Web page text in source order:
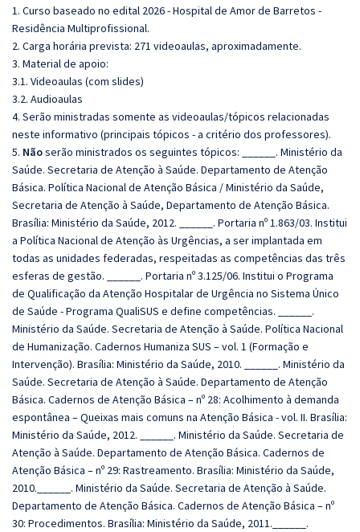
1. Curso baseado no edital 2026 - Hospital de Amor de Barretos -
Residência Multiprofissional.
2. Carga horária prevista: 271 videoaulas, aproximadamente.
3. Material de apoio:
3.1. Videoaulas (com slides)
3.2. Audioaulas
4. Serão ministradas somente as videoaulas/tópicos relacionadas
neste informativo (principais tópicos - a critério dos professores).
5. Nãoserão ministrados os seguintes tópicos: ______. Ministério da
Saúde. Secretaria de Atenção à Saúde. Departamento de Atenção
Básica. Política Nacional de Atenção Básica / Ministério da Saúde,
Secretaria de Atenção à Saúde, Departamento de Atenção Básica.
Brasília: Ministério da Saúde, 2012. ______. Portaria nº 1.863/03. Institui
a Política Nacional de Atenção às Urgências, a ser implantada em
todas as unidades federadas, respeitadas as competências das três
esferas de gestão. ______. Portaria nº 3.125/06. Institui o Programa
de Qualificação da Atenção Hospitalar de Urgência no Sistema Único
de Saúde - Programa QualiSUS e define competências. ______.
Ministério da Saúde. Secretaria de Atenção à Saúde. Política Nacional
de Humanização. Cadernos Humaniza SUS – vol. 1 (Formação e
Intervenção). Brasília: Ministério da Saúde, 2010. ______. Ministério da
Saúde. Secretaria de Atenção à Saúde. Departamento de Atenção
Básica. Cadernos de Atenção Básica – nº 28: Acolhimento à demanda
espontânea – Queixas mais comuns na Atenção Básica - vol. II. Brasília:
Ministério da Saúde, 2012. ______. Ministério da Saúde. Secretaria de
Atenção à Saúde. Departamento de Atenção Básica. Cadernos de
Atenção Básica – nº 29: Rastreamento. Brasília: Ministério da Saúde,
2010.______. Ministério da Saúde. Secretaria de Atenção à Saúde.
Departamento de Atenção Básica. Cadernos de Atenção Básica – nº
30: Procedimentos. Brasília: Ministério da Saúde, 2011.______.